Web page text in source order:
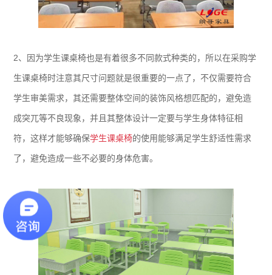
2、因为学生课桌椅也是有着很多不同款式种类的，所以在采购学
生课桌椅时注意其尺寸问题就是很重要的一点了，不仅需要符合
学生审美需求，其还需要整体空间的装饰风格想匹配的，避免造
成突兀等不良现象，并且其整体设计一定要与学生身体特征相
符，这样才能够确保学生课桌椅的使用能够满足学生舒适性需求
了，避免造成一些不必要的身体危害。